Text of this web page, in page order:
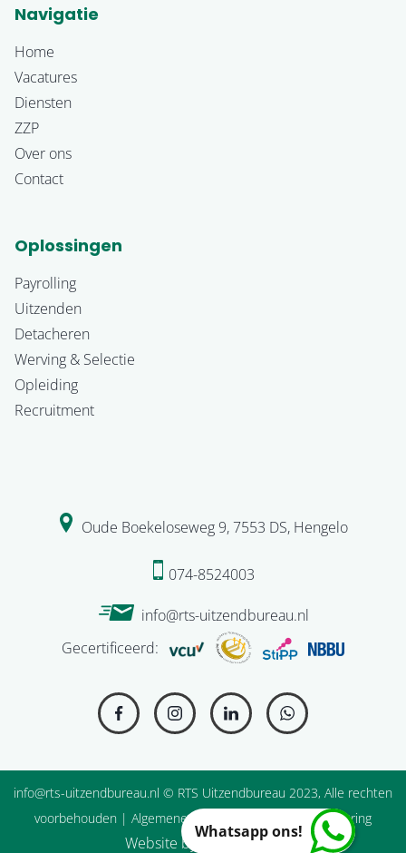
Navigatie
Home
Vacatures
Diensten
ZZP
Over ons
Contact
Oplossingen
Payrolling
Uitzenden
Detacheren
Werving & Selectie
Opleiding
Recruitment
Oude Boekeloseweg 9,7553 DS, Hengelo
074-8524003
info@rts-uitzendbureau.nl
Gecertificeerd:
info@rts-uitzendbureau.nl © RTS Uitzendbureau 2023, Alle rechten
voorbehouden | Algemene Voorwaarden Privacyverklaring
Website by
Whatsapp ons!